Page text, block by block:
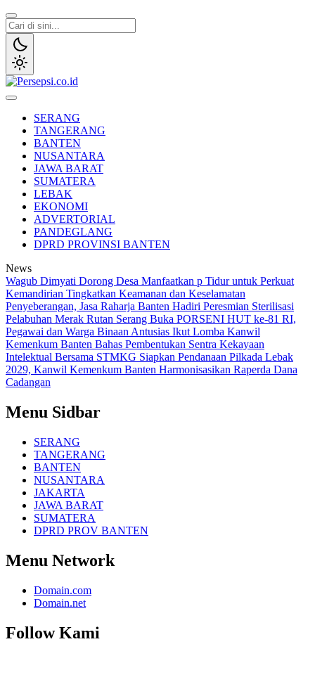
Lewati
ke
konten
SERANG
TANGERANG
BANTEN
NUSANTARA
JAWA BARAT
SUMATERA
LEBAK
EKONOMI
ADVERTORIAL
PANDEGLANG
DPRD PROVINSI BANTEN
News
Wagub Dimyati Dorong Desa Manfaatkan p Tidur untuk Perkuat
Kemandirian Tingkatkan Keamanan dan Keselamatan
Penyeberangan, Jasa Raharja Banten Hadiri Peresmian Sterilisasi
Pelabuhan Merak Rutan Serang Buka PORSENI HUT ke-81 RI,
Pegawai dan Warga Binaan Antusias Ikut Lomba Kanwil
Kemenkum Banten Bahas Pembentukan Sentra Kekayaan
Intelektual Bersama STMKG Siapkan Pendanaan Pilkada Lebak
2029, Kanwil Kemenkum Banten Harmonisasikan Raperda Dana
Cadangan
Menu Sidbar
SERANG
TANGERANG
BANTEN
NUSANTARA
JAKARTA
JAWA BARAT
SUMATERA
DPRD PROV BANTEN
Menu Network
Domain.com
Domain.net
Follow Kami